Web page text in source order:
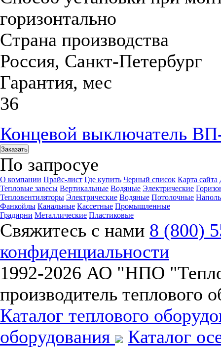
горизонтально
Страна производства
Россия, Санкт-Петербург
Гарантия, мес
36
Концевой выключатель
Заказать
По запросуе
О компании Прайс-лист Где купить Черный список Карта сайта
Тепловые завесы Вертикальные Водяные Электрические
Тепловентиляторы Электрические Водяные Потолочные
Фанкойлы Канальные Кассетные Промышленные
Градирни Металлические Пластиковые
Свяжитесь с нами 8 (800)
конфиденциальности
1992-2026 АО "НПО
производитель теплового
Каталог теплового
оборудования
Каталог